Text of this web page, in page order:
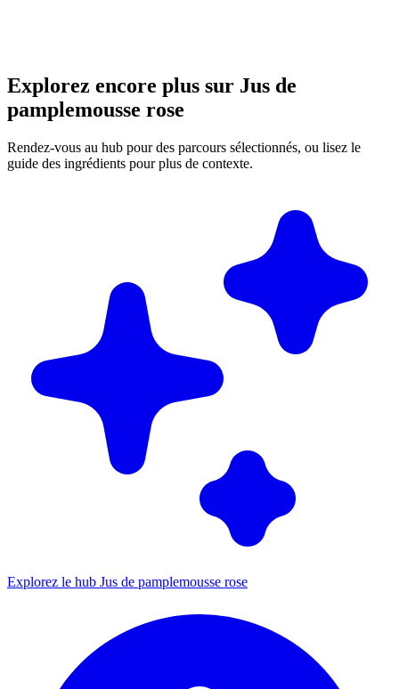
Explorez encore plus sur Jus de
pamplemousse rose
Rendez-vous au hub pour des parcours sélectionnés, ou lisez le
guide des ingrédients pour plus de contexte.
Explorez le hub Jus de pamplemousse rose